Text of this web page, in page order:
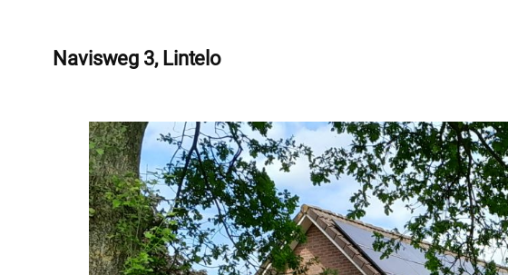
Navisweg 3, Lintelo